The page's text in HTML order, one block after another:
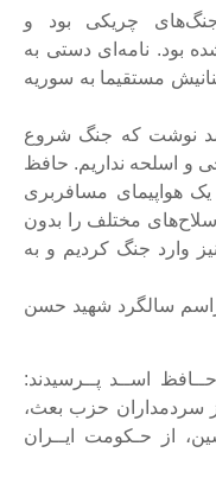
چریکی بود و
بود. نامه‌ای دستی به
مستقیما به سوریه
نوشت که جنگ شروع
و اسلحه نداریم. حافظ
یک هواپیمای مسافربری
و سلاح‌های مختلف را بدون
وارد جنگ کردیم و به
سالگرد شهید حسن
اســد پــرسیدند:
سردمداران حزب بعث،
از حـکومت ایــران